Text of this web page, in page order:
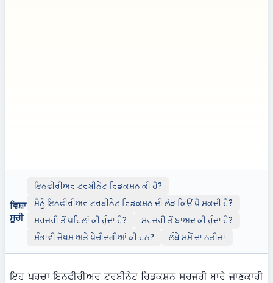
ਵਿਸ਼ਾ
ਸੂਚੀ
ਇਨਫੀਰੀਅਰ ਟਰਬੀਨੇਟ ਰਿਡਕਸ਼ਨ ਕੀ ਹੈ?
ਮੈਨੂੰ ਇਨਫੀਰੀਅਰ ਟਰਬੀਨੇਟ ਰਿਡਕਸ਼ਨ ਦੀ ਲੋੜ ਕਿਉਂ ਪੈ ਸਕਦੀ ਹੈ?
ਸਰਜਰੀ ਤੋਂ ਪਹਿਲਾਂ ਕੀ ਹੁੰਦਾ ਹੈ?
ਸਰਜਰੀ ਤੋਂ ਬਾਅਦ ਕੀ ਹੁੰਦਾ ਹੈ?
ਸੰਭਾਵੀ ਜੋਖਮ ਅਤੇ ਪੇਚੀਦਗੀਆਂ ਕੀ ਹਨ?
ਲੰਬੇ ਸਮੇਂ ਦਾ ਨਤੀਜਾ
ਇਹ ਪਰਚਾ ਇਨਫੀਰੀਅਰ ਟਰਬੀਨੇਟ ਰਿਡਕਸ਼ਨ ਸਰਜਰੀ ਬਾਰੇ ਜਾਣਕਾਰੀ